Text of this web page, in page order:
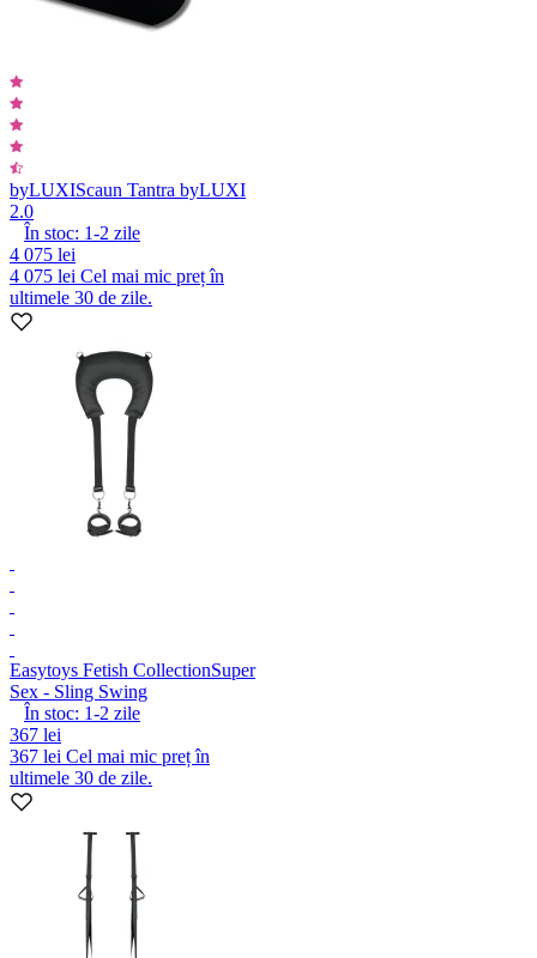
byLUXIScaun Tantra byLUXI
2.0
În stoc: 1-2 zile
4 075 lei
4 075 lei Cel mai mic preț în
ultimele 30 de zile.
Easytoys Fetish CollectionSuper
Sex - Sling Swing
În stoc: 1-2 zile
367 lei
367 lei Cel mai mic preț în
ultimele 30 de zile.